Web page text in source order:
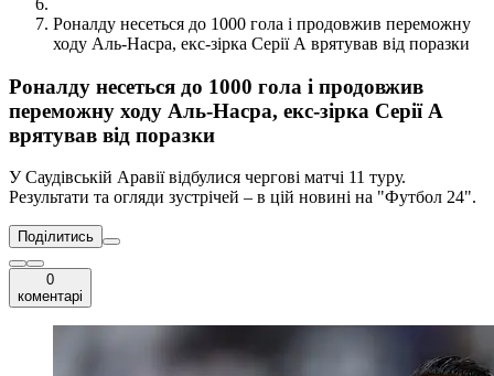
Роналду несеться до 1000 гола і продовжив переможну
ходу Аль-Насра, екс-зірка Серії А врятував від поразки
Роналду несеться до 1000 гола і продовжив
переможну ходу Аль-Насра, екс-зірка Серії А
врятував від поразки
У Саудівській Аравії відбулися чергові матчі 11 туру.
Результати та огляди зустрічей – в цій новині на "Футбол 24".
Поділитись
0
коментарі